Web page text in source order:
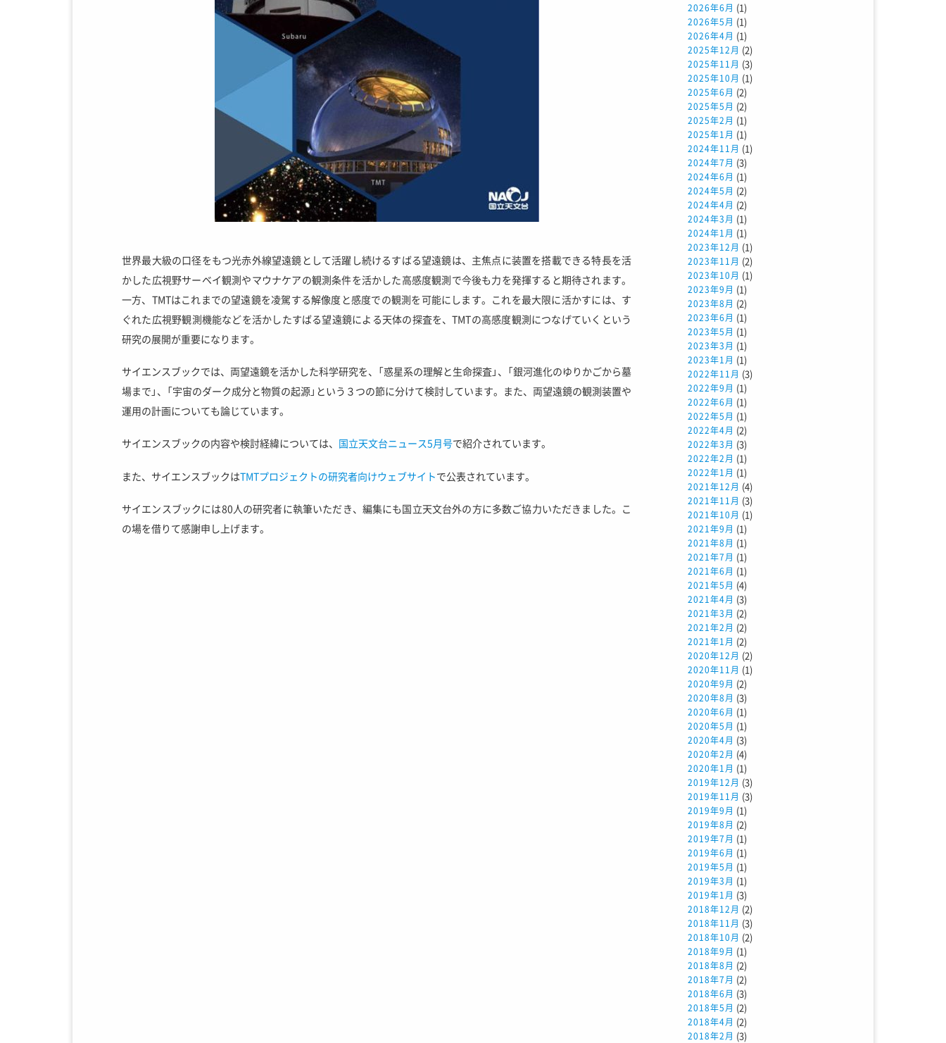
世界最大級の口径をもつ光赤外線望遠鏡として活躍し続けるすばる望遠鏡は、主焦点に装置を搭載できる特長を活
かした広視野サーベイ観測やマウナケアの観測条件を活かした高感度観測で今後も力を発揮すると期待されます。
一方、TMTはこれまでの望遠鏡を凌駕する解像度と感度での観測を可能にします。これを最大限に活かすには、す
ぐれた広視野観測機能などを活かしたすばる望遠鏡による天体の探査を、TMTの高感度観測につなげていくという
研究の展開が重要になります。
サイエンスブックでは、両望遠鏡を活かした科学研究を、「惑星系の理解と生命探査」、「銀河進化のゆりかごから墓
場まで」、「宇宙のダーク成分と物質の起源」という３つの節に分けて検討しています。また、両望遠鏡の観測装置や
運用の計画についても論じています。
サイエンスブックの内容や検討経緯については、 国立天文台ニュース5月号で紹介されています。
また、サイエンスブックはTMTプロジェクトの研究者向けウェブサイトで公表されています。
サイエンスブックには80人の研究者に執筆いただき、編集にも国立天文台外の方に多数ご協力いただきました。こ
の場を借りて感謝申し上げます。
2026年6月 (1)
2026年5月 (1)
2026年4月 (1)
2025年12月 (2)
2025年11月 (3)
2025年10月 (1)
2025年6月 (2)
2025年5月 (2)
2025年2月 (1)
2025年1月 (1)
2024年11月 (1)
2024年7月 (3)
2024年6月 (1)
2024年5月 (2)
2024年4月 (2)
2024年3月 (1)
2024年1月 (1)
2023年12月 (1)
2023年11月 (2)
2023年10月 (1)
2023年9月 (1)
2023年8月 (2)
2023年6月 (1)
2023年5月 (1)
2023年3月 (1)
2023年1月 (1)
2022年11月 (3)
2022年9月 (1)
2022年6月 (1)
2022年5月 (1)
2022年4月 (2)
2022年3月 (3)
2022年2月 (1)
2022年1月 (1)
2021年12月 (4)
2021年11月 (3)
2021年10月 (1)
2021年9月 (1)
2021年8月 (1)
2021年7月 (1)
2021年6月 (1)
2021年5月 (4)
2021年4月 (3)
2021年3月 (2)
2021年2月 (2)
2021年1月 (2)
2020年12月 (2)
2020年11月 (1)
2020年9月 (2)
2020年8月 (3)
2020年6月 (1)
2020年5月 (1)
2020年4月 (3)
2020年2月 (4)
2020年1月 (1)
2019年12月 (3)
2019年11月 (3)
2019年9月 (1)
2019年8月 (2)
2019年7月 (1)
2019年6月 (1)
2019年5月 (1)
2019年3月 (1)
2019年1月 (3)
2018年12月 (2)
2018年11月 (3)
2018年10月 (2)
2018年9月 (1)
2018年8月 (2)
2018年7月 (2)
2018年6月 (3)
2018年5月 (2)
2018年4月 (2)
2018年2月 (3)